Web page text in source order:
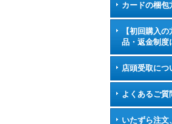
カードの梱包
【初回購入
品・返金制度
店頭受取につ
よくあるご質
いたずら注文